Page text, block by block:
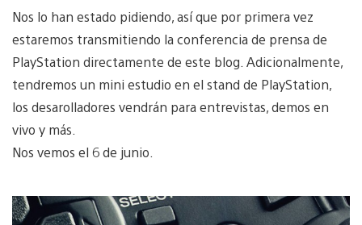
Nos lo han estado pidiendo, así que por primera vez
estaremos transmitiendo la conferencia de prensa de
PlayStation directamente de este blog. Adicionalmente,
tendremos un mini estudio en el stand de PlayStation,
los desarolladores vendrán para entrevistas, demos en
vivo y más.
Nos vemos el 6 de junio.